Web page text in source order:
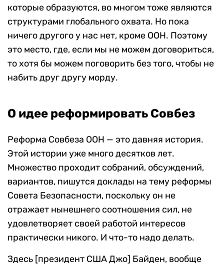
которые образуются, во многом тоже являются
структурами глобального охвата. Но пока
ничего другого у нас нет, кроме ООН. Поэтому
это место, где, если мы не можем договориться,
то хотя бы можем поговорить без того, чтобы не
набить друг другу морду.
О идее реформировать Совбез
Реформа Совбеза ООН — это давняя история.
Этой истории уже много десятков лет.
Множество проходит собраний, обсуждений,
вариантов, пишутся доклады на тему реформы
Совета Безопасности, поскольку он не
отражает нынешнего соотношения сил, не
удовлетворяет своей работой интересов
практически никого. И что-то надо делать.
Здесь [президент США Джо] Байден, вообще